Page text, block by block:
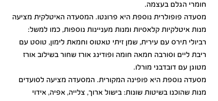
חומרי הגלם בעצמה.
מסעדה פופולרית נוספת היא פרונטו. המסעדה האיטלקית מציעה
מנות איטלקיות קלאסיות ומנות מעניינות נוספות, כמו למשל:
רביולי תירס עם עירית, שמן זיתי טאטוס וחמאת לימון, טוסט עם
ריבת ליים וסורבה חמאה חומה ופודינג אורז שחור בשילוב אורז
מטוגן עם דובדבני מורלו.
מסעדה נוספת היא פופינה המקורית. המסעדה מציעה לסועדים
מנות שהוכנו בשיטות שונות: בישול ארוך, צלייה, אפיה, אידוי